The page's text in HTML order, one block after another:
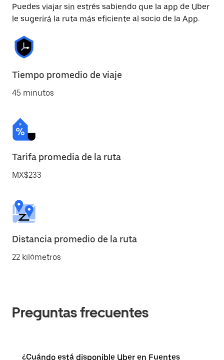
Puedes viajar sin estrés sabiendo que la app de Uber
le sugerirá la ruta más eficiente al socio de la App.
Tiempo promedio de viaje
45 minutos
Tarifa promedia de la ruta
MX$233
Distancia promedio de la ruta
22 kilómetros
Preguntas frecuentes
¿Cuándo está disponible Uber en Fuentes